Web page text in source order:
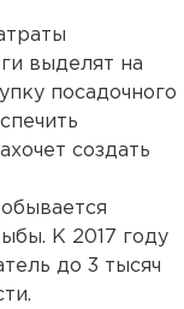
выделят на
посадочного
создать
К 2017 году
до 3 тысяч